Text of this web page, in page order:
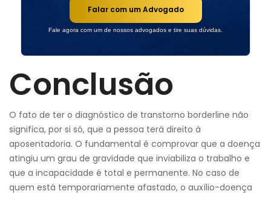
Falar com um Advogado
Fale agora com um de nossos advogados e tire suas dúvidas.
Conclusão
O fato de ter o diagnóstico de transtorno borderline não
significa, por si só, que a pessoa terá direito à
aposentadoria. O fundamental é comprovar que a doença
atingiu um grau de gravidade que inviabiliza o trabalho e
que a incapacidade é total e permanente. No caso de
quem está temporariamente afastado, o auxílio-doença